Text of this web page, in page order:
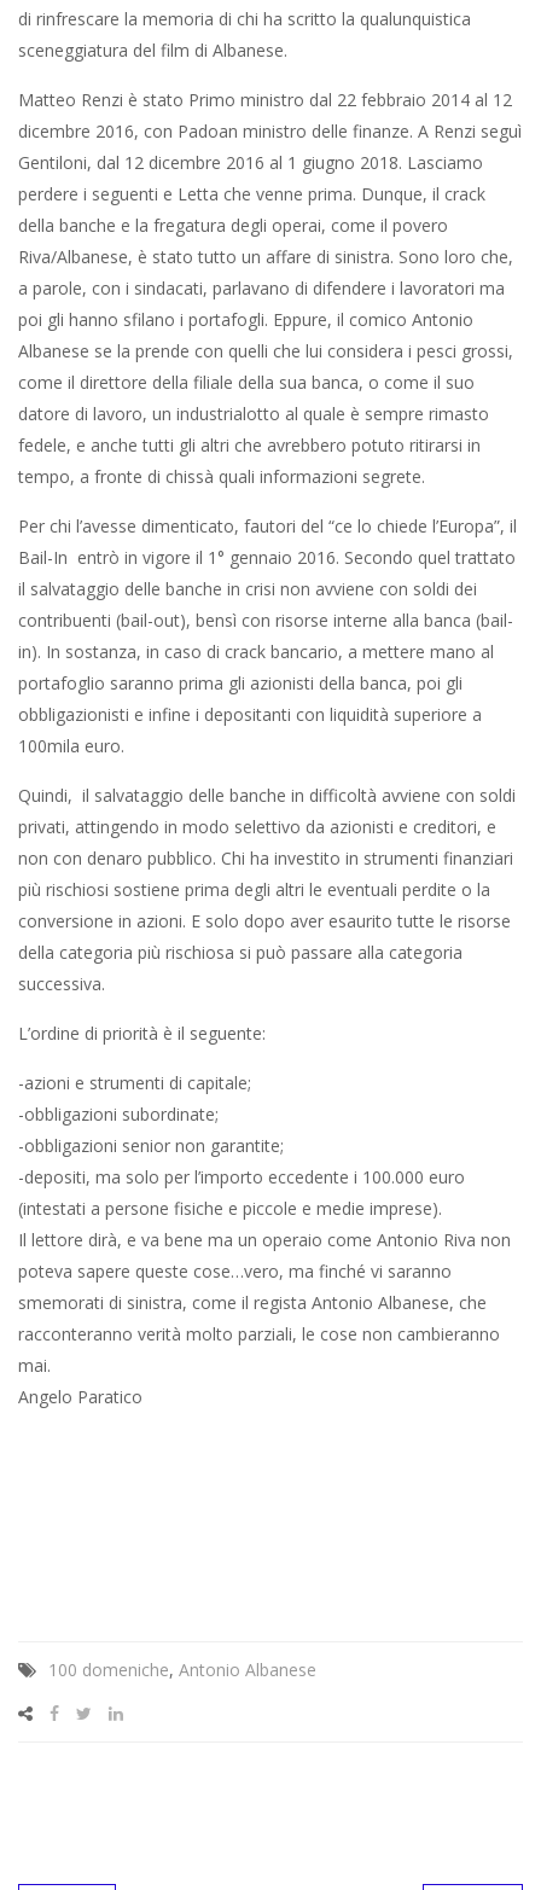
di rinfrescare la memoria di chi ha scritto la qualunquistica
sceneggiatura del film di Albanese.
Matteo Renzi è stato Primo ministro dal 22 febbraio 2014 al 12
dicembre 2016, con Padoan ministro delle finanze. A Renzi seguì
Gentiloni, dal 12 dicembre 2016 al 1 giugno 2018. Lasciamo
perdere i seguenti e Letta che venne prima. Dunque, il crack
della banche e la fregatura degli operai, come il povero
Riva/Albanese, è stato tutto un affare di sinistra. Sono loro che,
a parole, con i sindacati, parlavano di difendere i lavoratori ma
poi gli hanno sfilano i portafogli. Eppure, il comico Antonio
Albanese se la prende con quelli che lui considera i pesci grossi,
come il direttore della filiale della sua banca, o come il suo
datore di lavoro, un industrialotto al quale è sempre rimasto
fedele, e anche tutti gli altri che avrebbero potuto ritirarsi in
tempo, a fronte di chissà quali informazioni segrete.
Per chi l’avesse dimenticato, fautori del “ce lo chiede l’Europa”, il
Bail-In entrò in vigore il 1° gennaio 2016. Secondo quel trattato
il salvataggio delle banche in crisi non avviene con soldi dei
contribuenti (bail-out), bensì con risorse interne alla banca (bail-
in). In sostanza, in caso di crack bancario, a mettere mano al
portafoglio saranno prima gli azionisti della banca, poi gli
obbligazionisti e infine i depositanti con liquidità superiore a
100mila euro.
Quindi, il salvataggio delle banche in difficoltà avviene con soldi
privati, attingendo in modo selettivo da azionisti e creditori, e
non con denaro pubblico. Chi ha investito in strumenti finanziari
più rischiosi sostiene prima degli altri le eventuali perdite o la
conversione in azioni. E solo dopo aver esaurito tutte le risorse
della categoria più rischiosa si può passare alla categoria
successiva.
L’ordine di priorità è il seguente:
-azioni e strumenti di capitale;
-obbligazioni subordinate;
-obbligazioni senior non garantite;
-depositi, ma solo per l’importo eccedente i 100.000 euro
(intestati a persone fisiche e piccole e medie imprese).
Il lettore dirà, e va bene ma un operaio come Antonio Riva non
poteva sapere queste cose…vero, ma finché vi saranno
smemorati di sinistra, come il regista Antonio Albanese, che
racconteranno verità molto parziali, le cose non cambieranno
mai.
Angelo Paratico
100 domeniche, Antonio Albanese